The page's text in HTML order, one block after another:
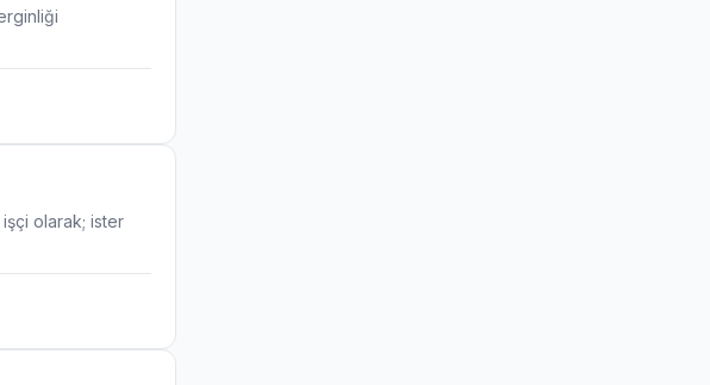
olarak; ister